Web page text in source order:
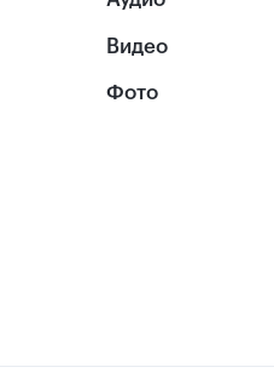
Видео
Фото